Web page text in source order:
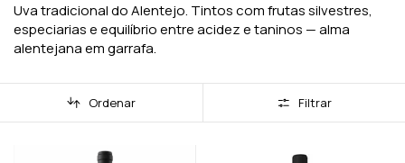
Uva tradicional do Alentejo. Tintos com frutas silvestres,
especiarias e equilíbrio entre acidez e taninos — alma
alentejana em garrafa.
Ordenar Filtrar